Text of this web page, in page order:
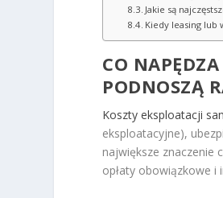
Jakie są
Kiedy leasing lub
CO NAPĘDZA
PODNOSZĄ
Koszty eksploatacji
eksploatacyjne),
największe znaczenie
opłaty obowiązkowe i